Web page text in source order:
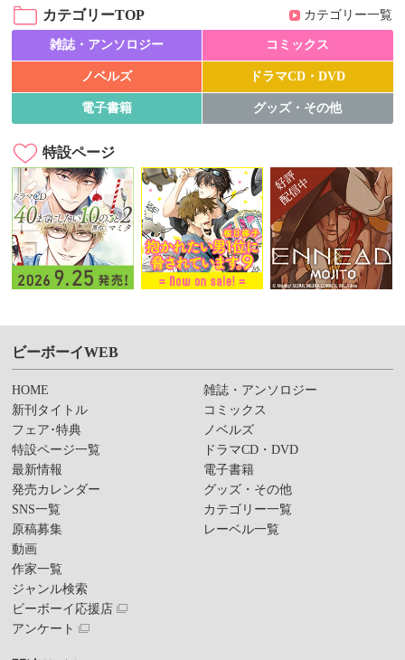
カテゴリーTOP カテゴリー一覧
雑誌・アンソロジー コミックス
ノベルズ ドラマCD・DVD
電子書籍 グッズ・その他
特設ページ
ビーボーイWEB
HOME
新刊タイトル
フェア･特典
特設ページ一覧
最新情報
発売カレンダー
SNS一覧
原稿募集
動画
作家一覧
ジャンル検索
ビーボーイ応援店
アンケート
雑誌・アンソロジー
コミックス
ノベルズ
ドラマCD・DVD
電子書籍
グッズ・その他
カテゴリー一覧
レーベル一覧